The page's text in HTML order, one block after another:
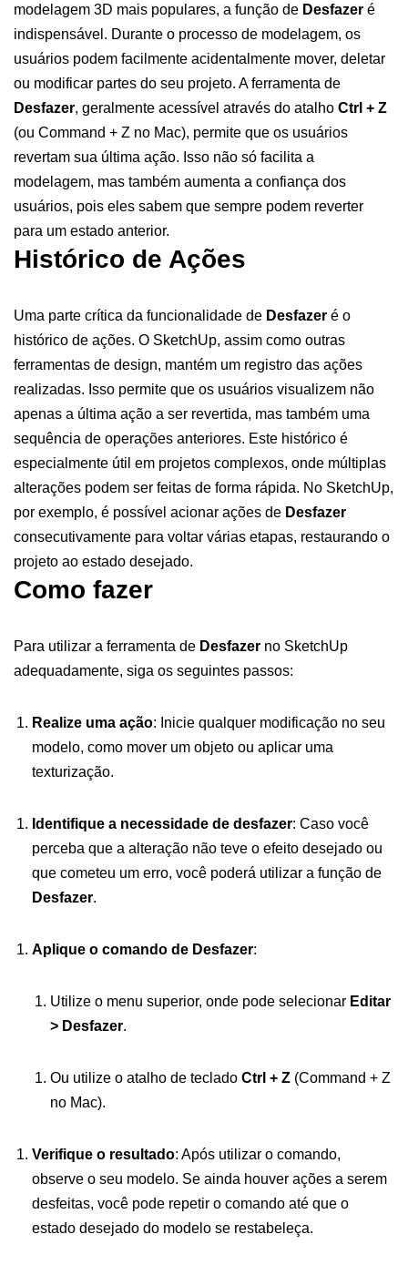
modelagem 3D mais populares, a função de Desfazer é
indispensável. Durante o processo de modelagem, os
usuários podem facilmente acidentalmente mover, deletar
ou modificar partes do seu projeto. A ferramenta de
Desfazer, geralmente acessível através do atalho Ctrl + Z
(ou Command + Z no Mac), permite que os usuários
revertam sua última ação. Isso não só facilita a
modelagem, mas também aumenta a confiança dos
usuários, pois eles sabem que sempre podem reverter
para um estado anterior.
Histórico de Ações
Uma parte crítica da funcionalidade de Desfazer é o
histórico de ações. O SketchUp, assim como outras
ferramentas de design, mantém um registro das ações
realizadas. Isso permite que os usuários visualizem não
apenas a última ação a ser revertida, mas também uma
sequência de operações anteriores. Este histórico é
especialmente útil em projetos complexos, onde múltiplas
alterações podem ser feitas de forma rápida. No SketchUp,
por exemplo, é possível acionar ações de Desfazer
consecutivamente para voltar várias etapas, restaurando o
projeto ao estado desejado.
Como fazer
Para utilizar a ferramenta de Desfazer no SketchUp
adequadamente, siga os seguintes passos:
Realize uma ação: Inicie qualquer modificação no seu
modelo, como mover um objeto ou aplicar uma
texturização.
Identifique a necessidade de desfazer: Caso você
perceba que a alteração não teve o efeito desejado ou
que cometeu um erro, você poderá utilizar a função de
Desfazer.
Aplique o comando de Desfazer:
Utilize o menu superior, onde pode selecionar Editar
> Desfazer.
Ou utilize o atalho de teclado Ctrl + Z (Command + Z
no Mac).
Verifique o resultado: Após utilizar o comando,
observe o seu modelo. Se ainda houver ações a serem
desfeitas, você pode repetir o comando até que o
estado desejado do modelo se restabeleça.